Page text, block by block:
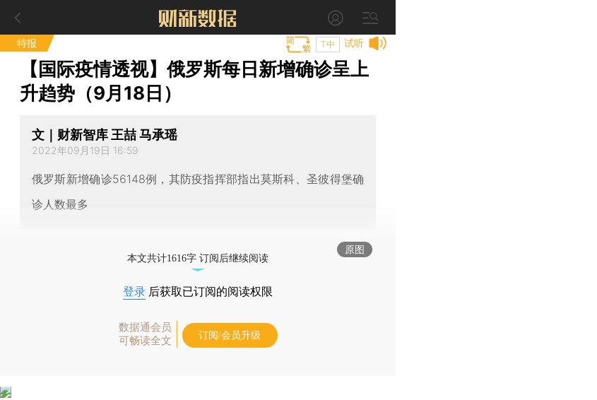
特报 试听
T中
【国际疫情透视】俄罗斯每日新增确诊呈上
升趋势（9月18日）
文｜财新智库 王喆 马承瑶
2022年09月19日 16:59
俄罗斯新增确诊56148例，其防疫指挥部指出莫斯科、圣彼得堡确
诊人数最多
原图
本文共计1616字 订阅后继续阅读
登录 后获取已订阅的阅读权限
数据通会员
可畅读全文
订阅/会员升级